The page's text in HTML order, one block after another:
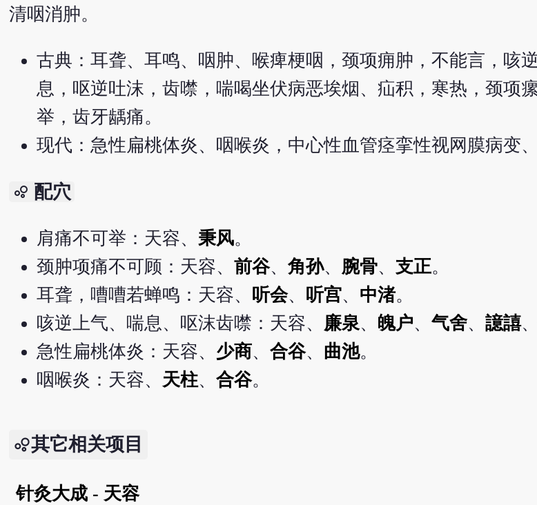
清咽消肿。
古典：耳聋、耳鸣、咽肿、喉痺梗咽，颈项痈肿，不能言，咳
息，呕逆吐沫，齿噤，喘喝坐伏病恶埃烟、疝积，寒热，颈项
举，齿牙龋痛。
现代：急性扁桃体炎、咽喉炎，中心性血管痉挛性视网膜病变、
bubble_chart 配穴
肩痛不可举：天容、 秉风。
颈肿项痛不可顾：天容、 前谷、 角孙、 腕骨、 支正。
耳聋，嘈嘈若蝉鸣：天容、 听会、 听宫、 中渚。
咳逆上气、喘息、呕沫齿噤：天容、 廉泉、 魄户、 气舍、 譩譆
急性扁桃体炎：天容、 少商、 合谷、 曲池。
咽喉炎：天容、 天柱、 合谷。
其它相关项目
针灸大成 - 天容